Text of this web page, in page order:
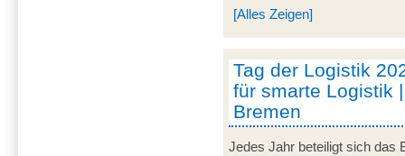
[Alles Zeigen]
Tag der Logistik
für smarte Logistik
Bremen
Jedes Jahr beteiligt sich das